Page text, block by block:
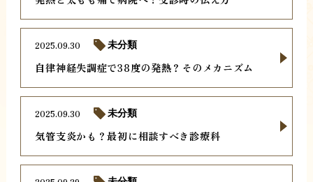
自律神経失調症で38度の発熱？そのメカニズム
2025.09.30 未分類
気管支炎かも？最初に相談すべき診療科
2025.09.30 未分類